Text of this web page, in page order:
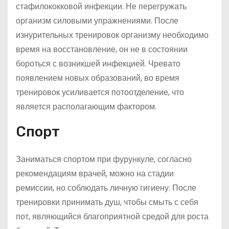
стафилококковой инфекции. Не перегружать
организм силовыми упражнениями. После
изнурительных тренировок организму необходимо
время на восстановление, он не в состоянии
бороться с возникшей инфекцией. Чревато
появлением новых образований, во время
тренировок усиливается потоотделение, что
является располагающим фактором.
Спорт
Заниматься спортом при фурункуле, согласно
рекомендациям врачей, можно на стадии
ремиссии, но соблюдать личную гигиену. После
тренировки принимать душ, чтобы смыть с себя
пот, являющийся благоприятной средой для роста